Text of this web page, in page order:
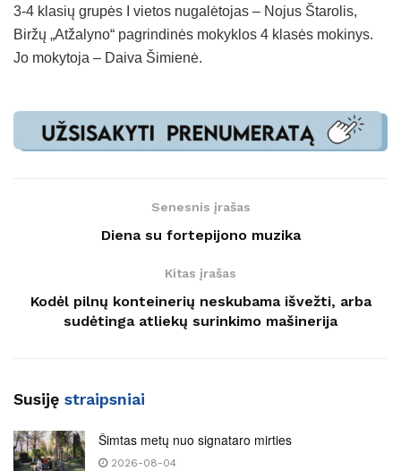
3-4 klasių grupės I vietos nugalėtojas – Nojus Štarolis,
Biržų „Atžalyno“ pagrindinės mokyklos 4 klasės mokinys.
Jo mokytoja – Daiva Šimienė.
Senesnis įrašas
Diena su fortepijono muzika
Kitas įrašas
Kodėl pilnų konteinerių neskubama išvežti, arba
sudėtinga atliekų surinkimo mašinerija
Susiję straipsniai
Šimtas metų nuo signataro mirties
2026-08-04